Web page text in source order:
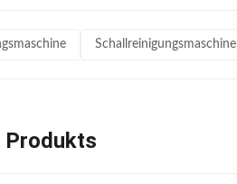
Schallreinigungsmaschine
Produkts